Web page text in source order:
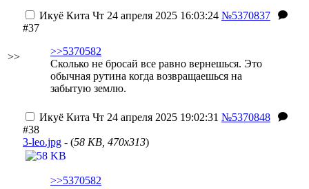
>>
Икуё Кита Чт 24 апреля 2025 16:03:24 №5370837
#37
>>5370582
Сколько не бросай все равно вернешься. Это
обычная рутина когда возвращаешься на
забытую землю.
Икуё Кита Чт 24 апреля 2025 19:02:31 №5370848
#38
3-leo.jpg - (58 KB, 470x313)
>>5370582